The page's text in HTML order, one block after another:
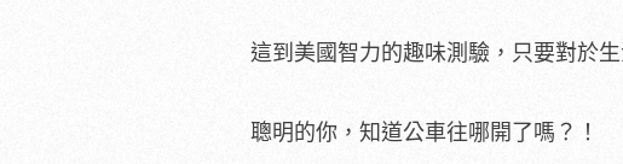
這到美國智力的趣味測驗，只要對於
聰明的你，知道公車往哪開了嗎？！